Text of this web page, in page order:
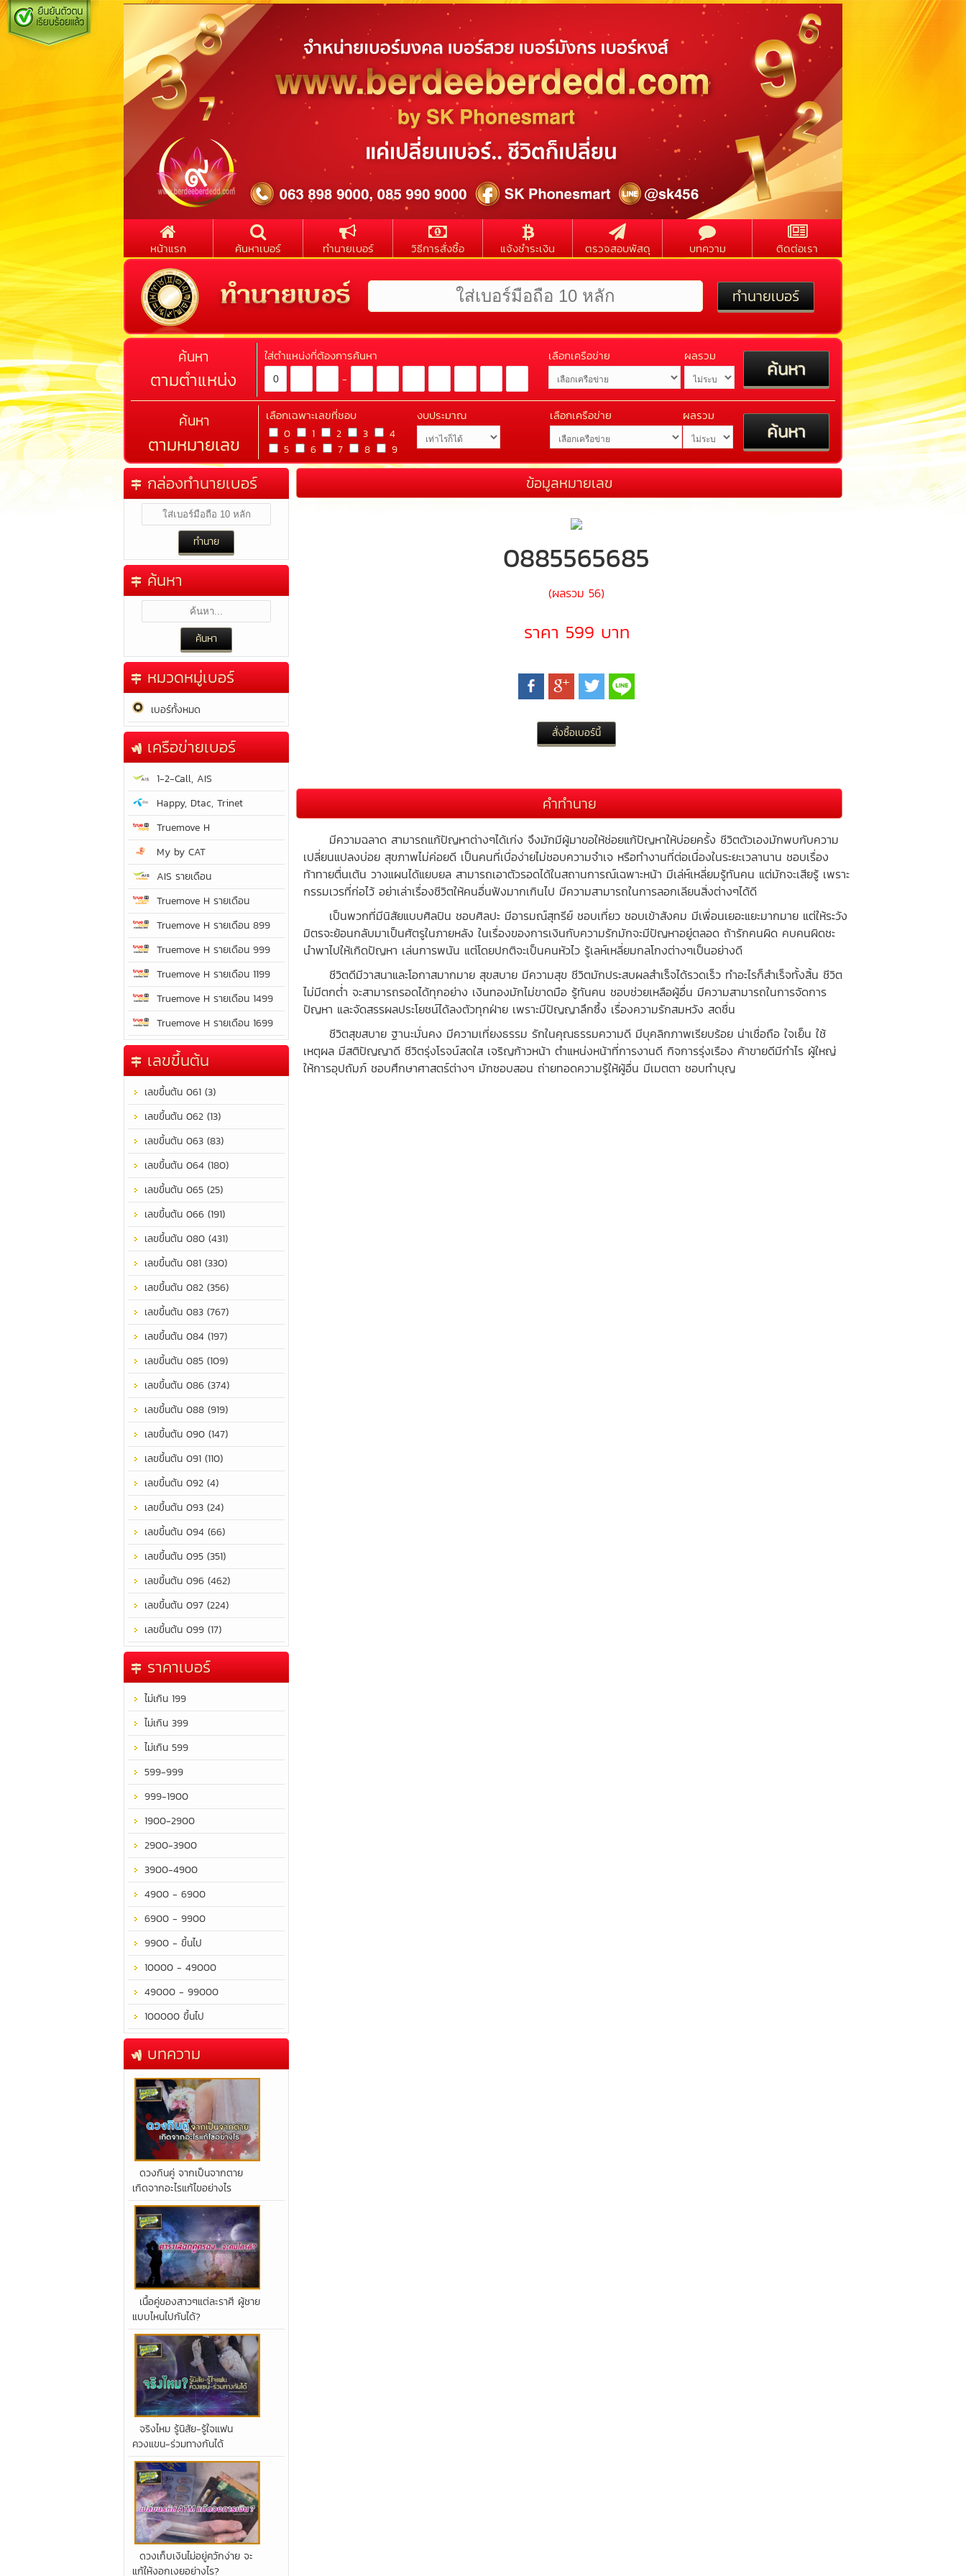
หน้าแรก ค้นหาเบอร์ ทำนายเบอร์ วิธีการสั่งซื้อ แจ้งชำระเงิน ตรวจสอบพัสดุ บทความ ติดต่อเรา
ค้นหา
ตามตำแหน่ง
ใส่ตำแหน่งที่ต้องการค้นหา
-
เลือกเครือข่าย ผลรวม
ค้นหา
ตามหมายเลข
เลือกเฉพาะเลขที่ชอบ
0 1 2 3
4
5
6 7 8 9
งบประมาณ เลือกเครือข่าย ผลรวม
กล่องทำนายเบอร์
ค้นหา
หมวดหมู่เบอร์
เบอร์ทั้งหมด
เครือข่ายเบอร์
1-2-Call, AIS
Happy, Dtac, Trinet
Truemove H
My by CAT
AIS รายเดือน
Truemove H รายเดือน
Truemove H รายเดือน 899
Truemove H รายเดือน 999
Truemove H รายเดือน 1199
Truemove H รายเดือน 1499
Truemove H รายเดือน 1699
เลขขึ้นต้น
เลขขึ้นต้น 061 (3)
เลขขึ้นต้น 062 (13)
เลขขึ้นต้น 063 (83)
เลขขึ้นต้น 064 (180)
เลขขึ้นต้น 065 (25)
เลขขึ้นต้น 066 (191)
เลขขึ้นต้น 080 (431)
เลขขึ้นต้น 081 (330)
เลขขึ้นต้น 082 (356)
เลขขึ้นต้น 083 (767)
เลขขึ้นต้น 084 (197)
เลขขึ้นต้น 085 (109)
เลขขึ้นต้น 086 (374)
เลขขึ้นต้น 088 (919)
เลขขึ้นต้น 090 (147)
เลขขึ้นต้น 091 (110)
เลขขึ้นต้น 092 (4)
เลขขึ้นต้น 093 (24)
เลขขึ้นต้น 094 (66)
เลขขึ้นต้น 095 (351)
เลขขึ้นต้น 096 (462)
เลขขึ้นต้น 097 (224)
เลขขึ้นต้น 099 (17)
ราคาเบอร์
ไม่เกิน 199
ไม่เกิน 399
ไม่เกิน 599
599-999
999-1900
1900-2900
2900-3900
3900-4900
4900 - 6900
6900 - 9900
9900 - ขึ้นไป
10000 - 49000
49000 - 99000
100000 ขึ้นไป
บทความ
​ดวงกินคู่ จากเป็นจากตาย
เกิดจากอะไรแก้ไขอย่างไร
เนื้อคู่ของสาวๆแต่ละราศี ผู้ชาย
แบบไหนไปกันได้?
จริงไหม รู้นิสัย-รู้ใจแฟน
ควงแขน-ร่วมทางกันได้
ดวงเก็บเงินไม่อยู่ควักง่าย จะ
แก้ให้งอกเงยอย่างไร?
ข้อมูลหมายเลข
0885565685
(ผลรวม 56)
ราคา 599 บาท
คำทำนาย
มีความฉลาด สามารถแก้ปัญหาต่างๆได้เก่ง จึงมักมีผู้มาขอให้ช่อยแก้ปัญหาให้บ่อยครั้ง ชีวิตตัวเองมักพบกับความ
เปลี่ยนแปลงบ่อย สุขภาพไม่ค่อยดี เป็นคนที่เบื่อง่ายไม่ชอบความจำเจ หรือทำงานที่ต่อเนื่องในระยะเวลานาน ชอบเรื่อง
ท้าทายตื่นเต้น วางแผนได้แยบยล สามารถเอาตัวรอดได้ในสถานการณ์เฉพาะหน้า มีเล่ห์เหลี่ยมรู้ทันคน แต่มักจะเสียรู้ เพราะ
กรรมเวรที่ก่อไว้ อย่าเล่าเรื่องชีวิตให้คนอื่นฟังมากเกินไป มีความสามารถในการลอกเลียนสิ่งต่างๆได้ดี
เป็นพวกที่มีนิสัยแบบศิลปิน ชอบศิลปะ มีอารมณ์สุทรีย์ ชอบเที่ยว ชอบเข้าสังคม มีเพื่อนเยอะแยะมากมาย แต่ให้ระวัง
มิตรจะย้อนกลับมาเป็นศัตรูในภายหลัง ในเรื่องของการเงินกับความรักมักจะมีปัญหาอยู่ตลอด ถ้ารักคนผิด คบคนผิดชะ
นำพาไปให้เกิดปัญหา เล่นการพนัน แต่โดยปกติจะเป็นคนหัวไว รู้เลห์เหลี่ยมกลโกงต่างๆเป็นอย่างดี
ชีวิตดีมีวาสนาและโอกาสมากมาย สุขสบาย มีความสุข ชีวิตมักประสบผลสำเร็จได้รวดเร็ว ทำอะไรก็สำเร็จทั้งสิ้น ชีวิต
ไม่มีตกต่ำ จะสามารถรอดได้ทุกอย่าง เงินทองมักไม่ขาดมือ รู้ทันคน ชอบช่วยเหลือผู้อื่น มีความสามารถในการจัดการ
ปัญหา และจัดสรรผลประโยชน์ได้ลงตัวทุกฝ่าย เพราะมีปัญญาลึกซึ้ง เรื่องความรักสมหวัง สดชื่น
ชีวิตสุขสบาย ฐานะมั่นคง มีความเที่ยงธรรม รักในคุณธรรมความดี มีบุคลิกภาพเรียบร้อย น่าเชื่อถือ ใจเย็น ใช้
เหตุผล มีสติปัญญาดี ชีวิตรุ่งโรจน์สดใส เจริญก้าวหน้า ตำแหน่งหน้าที่การงานดี กิจการรุ่งเรือง ค้าขายดีมีกำไร ผู้ใหญ่
ให้การอุปถัมภ์ ชอบศึกษาศาสตร์ต่างๆ มักชอบสอน ถ่ายทอดความรู้ให้ผู้อื่น มีเมตตา ชอบทำบุญ